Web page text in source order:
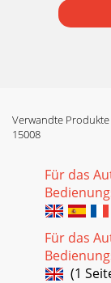
Verwandte
15008
Für das
Für das
(1